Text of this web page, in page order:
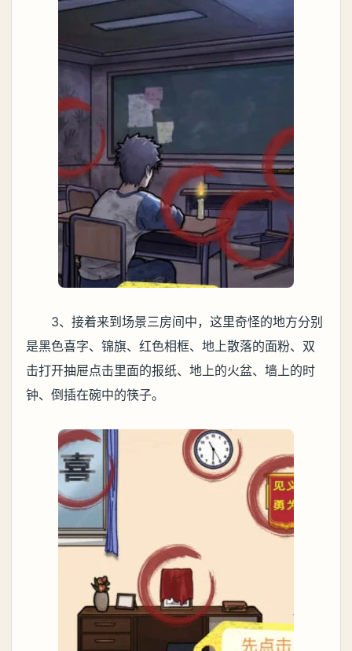
3、接着来到场景三房间中，这里奇怪的地方分别
是黑色喜字、锦旗、红色相框、地上散落的面粉、双
击打开抽屉点击里面的报纸、地上的火盆、墙上的时
钟、倒插在碗中的筷子。